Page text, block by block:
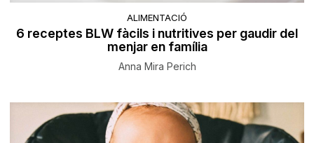
ALIMENTACIÓ
6 receptes BLW fàcils i nutritives per gaudir del
menjar en família
Anna Mira Perich